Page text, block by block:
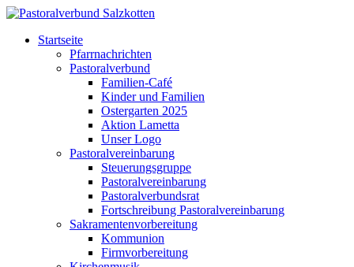
Startseite
Pfarrnachrichten
Pastoralverbund
Familien-Café
Kinder und Familien
Ostergarten 2025
Aktion Lametta
Unser Logo
Pastoralvereinbarung
Steuerungsgruppe
Pastoralvereinbarung
Pastoralverbundsrat
Fortschreibung Pastoralvereinbarung
Sakramentenvorbereitung
Kommunion
Firmvorbereitung